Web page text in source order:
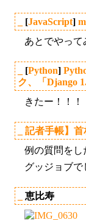
[JavaScript]
あとでやって
[Python]
ク、「Django
きたー！！！
記者手帳】首
例の質問をし
グッジョブで
恵比寿